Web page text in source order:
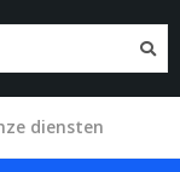
diensten